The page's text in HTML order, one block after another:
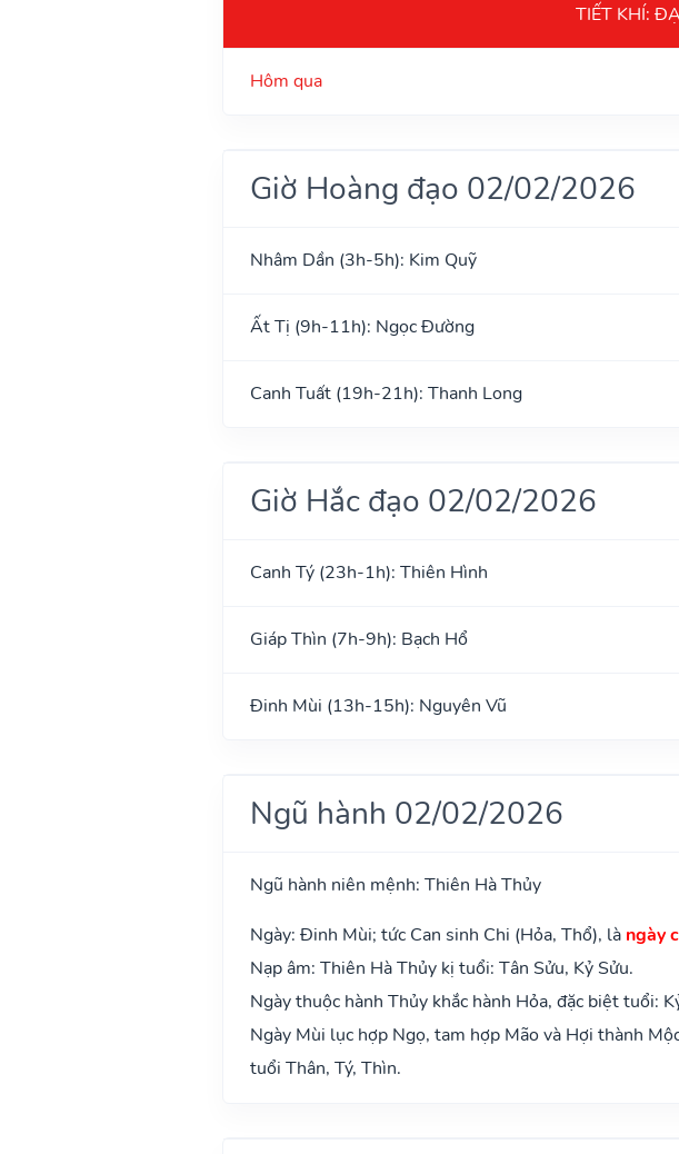
TIẾT KHÍ:
Hôm qua
Giờ Hoàng đạo 02/02/2026
Nhâm Dần (3h-5h): Kim Quỹ
Ất Tị (9h-11h): Ngọc Đường
Canh Tuất (19h-21h): Thanh Long
Giờ Hắc đạo 02/02/2026
Canh Tý (23h-1h): Thiên Hình
Giáp Thìn (7h-9h): Bạch Hổ
Đinh Mùi (13h-15h): Nguyên Vũ
Ngũ hành 02/02/2026
Ngũ hành niên mệnh: Thiên Hà Thủy
Ngày: Đinh Mùi; tức Can sinh Chi (Hỏa, Thổ), là ngày
Nạp âm: Thiên Hà Thủy kị tuổi: Tân Sửu, Kỷ Sửu.
Ngày thuộc hành Thủy khắc hành Hỏa, đặc biệt tuổi:
Ngày Mùi lục hợp Ngọ, tam hợp Mão và Hợi thành
tuổi Thân, Tý, Thìn.